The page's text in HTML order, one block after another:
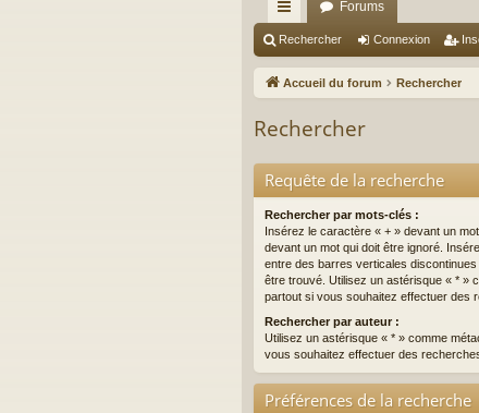
ac
co
ci
Forums
Rechercher Connexion
Accueil du forum Rechercher
Rechercher
Requête de la recherche
Rechercher par mots-clés :
Insérez le caractère « + » devant un
devant un mot qui doit être ignoré.
entre des barres verticales
être trouvé. Utilisez un astérisque « * »
partout si vous souhaitez effectuer des
Rechercher par auteur :
Utilisez un astérisque « * » comme
vous souhaitez effectuer des
Préférences de la recherche